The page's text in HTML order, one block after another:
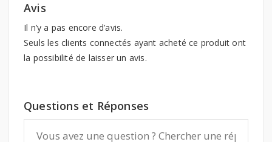
Avis
Il n’y a pas encore d’avis.
Seuls les clients connectés ayant acheté ce produit ont
la possibilité de laisser un avis.
Questions et Réponses